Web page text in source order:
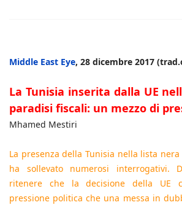
Middle East Eye, 28 dicembre 2017
La Tunisia inserita dalla UE
paradisi fiscali: un mezzo di
Mhamed Mestiri
La presenza della Tunisia nella lista nera
ha sollevato numerosi interrogativi.
ritenere che la decisione della UE
pressione politica che una messa in